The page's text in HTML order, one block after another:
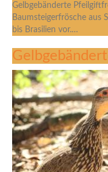
Gelbgebänderte
Baumsteigerfrösche aus
bis Brasilien vor.…